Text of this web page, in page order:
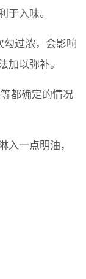
于入味。
勾过浓，会影响
加以弥补。
都确定的情况
入一点明油，